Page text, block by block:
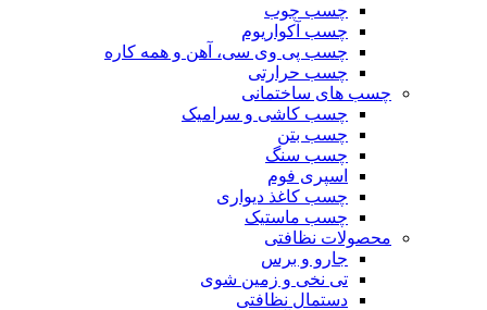
چسب چوب
چسب آکواریوم
چسب پی وی سی، آهن و همه کاره
چسب حرارتی
چسب های ساختمانی
چسب کاشی و سرامیک
چسب بتن
چسب سنگ
اسپری فوم
چسب کاغذ دیواری
چسب ماستیک
محصولات نظافتی
جارو و برس
تی نخی و زمین شوی
دستمال نظافتی